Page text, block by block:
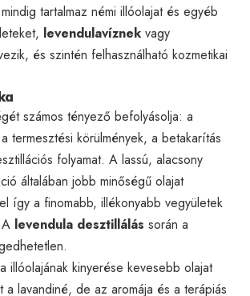
tartalmaz némi illóolajat és egyéb
levendulavíznek vagy
és szintén felhasználható kozmetikai
számos tényező befolyásolja: a
termesztési körülmények, a betakarítás
folyamat. A lassú, alacsony
általában jobb minőségű olajat
így a finomabb, illékonyabb vegyületek
levendula desztillálás során a
illóolajának kinyerése kevesebb olajat
a lavandiné, de az aromája és a terápiás